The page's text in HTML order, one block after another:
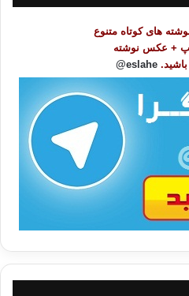
های کوتاه متنوع
+ عکس نوشته
eslahe@